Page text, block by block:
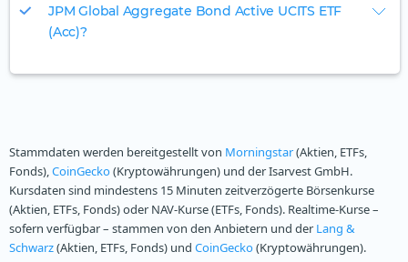
JPM Global Aggregate Bond Active UCITS ETF
(Acc)?
Stammdaten werden bereitgestellt von Morningstar(Aktien, ETFs,
Fonds),CoinGecko(Kryptowährungen) und der Isarvest GmbH.
Kursdaten sind mindestens 15 Minuten zeitverzögerte Börsenkurse
(Aktien, ETFs, Fonds) oder NAV-Kurse (ETFs, Fonds). Realtime-Kurse –
sofern verfügbar – stammen von den Anbietern und der Lang &
Schwarz(Aktien, ETFs, Fonds) und CoinGecko(Kryptowährungen).